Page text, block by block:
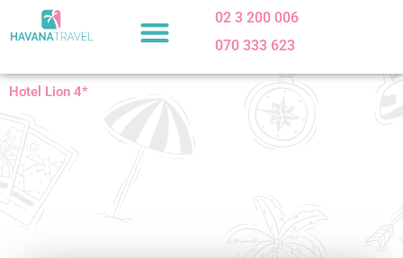
to
02 3 200 006
070 333 623
Hotel Lion 4*